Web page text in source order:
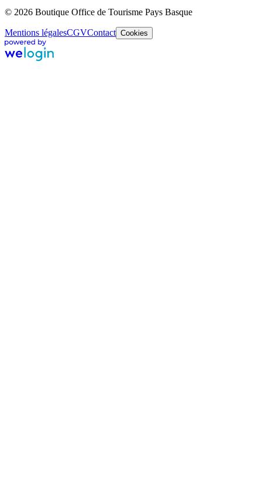
© 2026 Boutique Office de Tourisme Pays Basque
Mentions légalesCGVContact Cookies